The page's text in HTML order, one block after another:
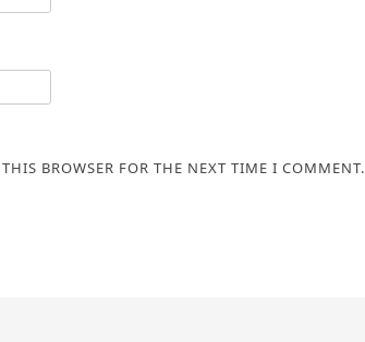
BROWSER FOR THE NEXT TIME I COMMENT.